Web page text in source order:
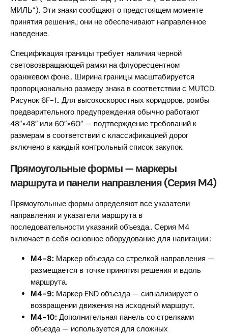
МИЛЬ”). Эти знаки сообщают о предстоящем моменте
принятия решения.; они не обеспечивают направленное
наведение.
Спецификация границы требует наличия черной
световозвращающей рамки на флуоресцентном
оранжевом фоне.. Ширина границы масштабируется
пропорционально размеру знака в соответствии с MUTCD.
Рисунок 6F-1.. Для высокоскоростных коридоров, ромбы
предварительного предупреждения обычно работают
48″×48″ или 60″×60″ — подтверждение требований к
размерам в соответствии с классификацией дорог
включено в каждый контрольный список закупок.
Прямоугольные формы — маркеры
маршрута и панели направления (Серия M4)
Прямоугольные формы определяют все указатели
направления и указатели маршрута в
последовательности указаний объезда.. Серия M4
включает в себя основное оборудование для навигации.:
М4-8: Маркер объезда со стрелкой направления —
размещается в точке принятия решения и вдоль
маршрута.
М4-9: Маркер END объезда — сигнализирует о
возвращении движения на исходный маршрут.
М4-10: Дополнительная панель со стрелками
объезда — используется для сложных